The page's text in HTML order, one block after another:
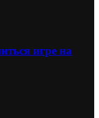
игре на